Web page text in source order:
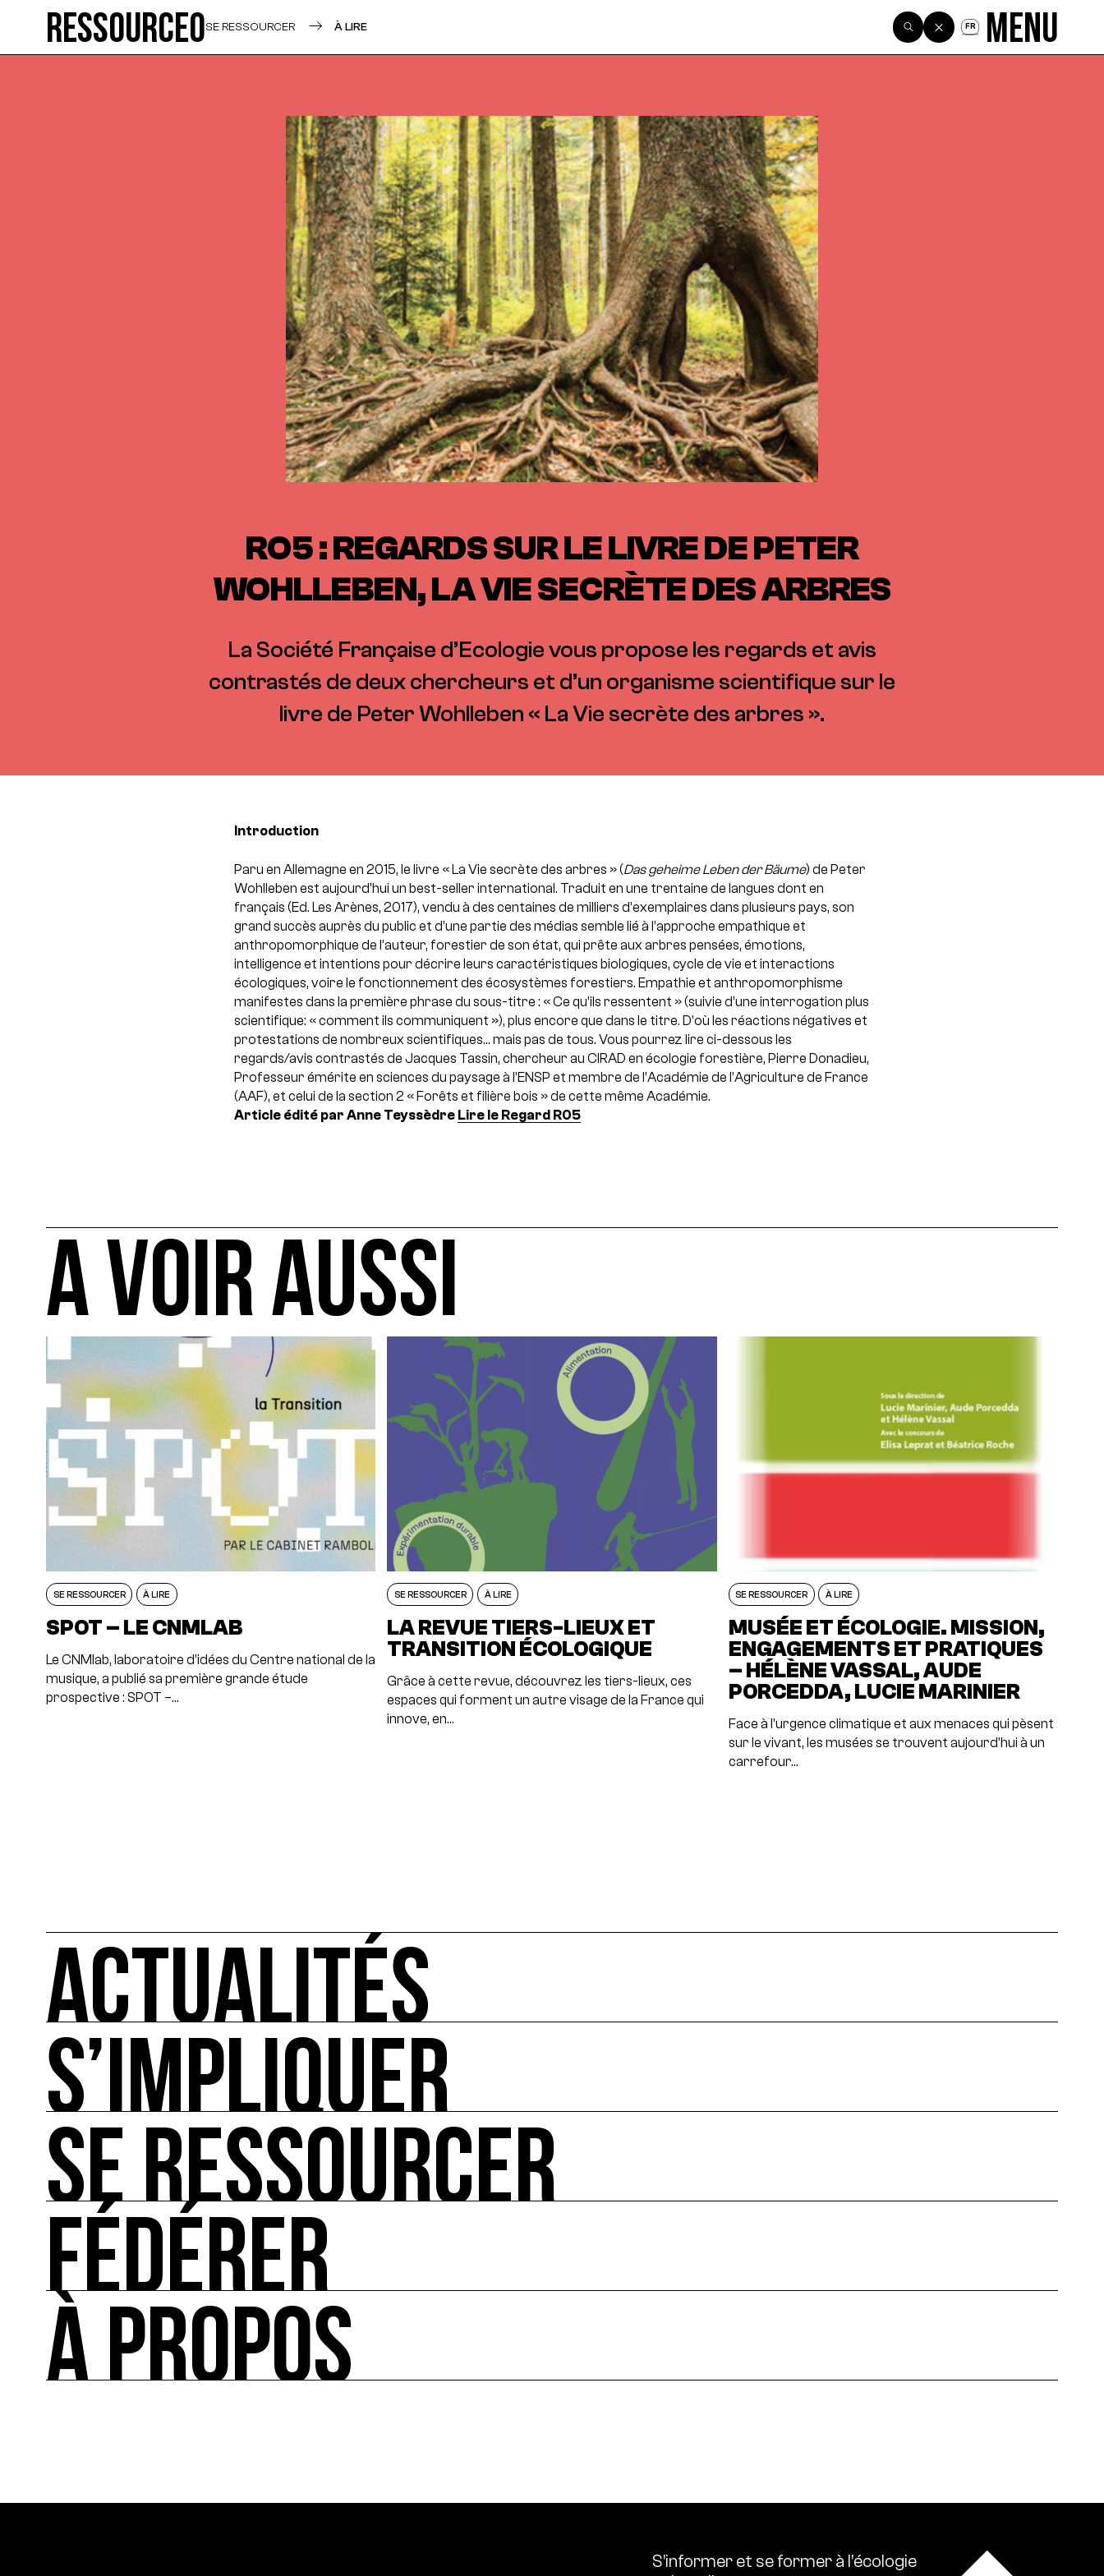
Ressource0SE RESSOURCER À LIRE FR Menu
RO5 : REGARDS SUR LE LIVRE DE PETER
WOHLLEBEN, LA VIE SECRÈTE DES ARBRES
La Société Française d’Ecologie vous propose les regards et avis
contrastés de deux chercheurs et d’un organisme scientifique sur le
livre de Peter Wohlleben « La Vie secrète des arbres ».
Introduction
Paru en Allemagne en 2015, le livre « La Vie secrète des arbres » (Das geheime Leben der Bäume) de Peter
Wohlleben est aujourd’hui un best-seller international. Traduit en une trentaine de langues dont en
français (Ed. Les Arènes, 2017), vendu à des centaines de milliers d’exemplaires dans plusieurs pays, son
grand succès auprès du public et d’une partie des médias semble lié à l’approche empathique et
anthropomorphique de l’auteur, forestier de son état, qui prête aux arbres pensées, émotions,
intelligence et intentions pour décrire leurs caractéristiques biologiques, cycle de vie et interactions
écologiques, voire le fonctionnement des écosystèmes forestiers. Empathie et anthropomorphisme
manifestes dans la première phrase du sous-titre : « Ce qu’ils ressentent » (suivie d’une interrogation plus
scientifique: « comment ils communiquent »), plus encore que dans le titre. D’où les réactions négatives et
protestations de nombreux scientifiques… mais pas de tous. Vous pourrez lire ci-dessous les
regards/avis contrastés de Jacques Tassin, chercheur au CIRAD en écologie forestière, Pierre Donadieu,
Professeur émérite en sciences du paysage à l’ENSP et membre de l’Académie de l’Agriculture de France
(AAF), et celui de la section 2 « Forêts et filière bois » de cette même Académie.
Article édité par Anne Teyssèdre Lire le Regard R05
A VOIR AUSSI
SE RESSOURCER À LIRE
SPOT – LE CNMLAB
Le CNMlab, laboratoire d’idées du Centre national de la
musique, a publié sa première grande étude
prospective : SPOT –…
SE RESSOURCER À LIRE
LA REVUE TIERS-LIEUX ET
TRANSITION ÉCOLOGIQUE
Grâce à cette revue, découvrez les tiers-lieux, ces
espaces qui forment un autre visage de la France qui
innove, en…
SE RESSOURCER À LIRE
MUSÉE ET ÉCOLOGIE. MISSION,
ENGAGEMENTS ET PRATIQUES
– HÉLÈNE VASSAL, AUDE
PORCEDDA, LUCIE MARINIER
Face à l’urgence climatique et aux menaces qui pèsent
sur le vivant, les musées se trouvent aujourd’hui à un
carrefour…
ACTUALITÉS
ACTUALITÉS
L'actualité française et internationale des rendez-vous de l'art et de l'écologie : manifestations, appels à projets, rencontres...
S’IMPLIQUER
S’IMPLIQUER
Les bonnes pratiques, guides et outils pour réduire ses impacts.
SE RESSOURCER
SE RESSOURCER
Les ressources théoriques et inspirantes sur les enjeux croisés culture et écologie.
FÉDÉRER
FÉDÉRER
Le répertoire des acteurs de l’écologie culturelle en France et dans le monde.
À PROPOS
S’informer et se former à l’écologie